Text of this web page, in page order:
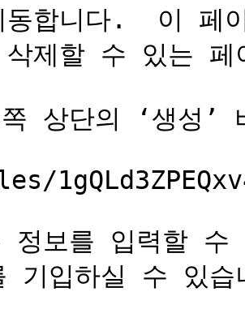
동합니다.  이 페
삭제할 수 있는 페
상단의 ‘생성’
보를 입력할 수
기입하실 수 있습